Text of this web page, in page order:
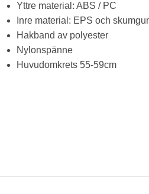
Yttre material: ABS / PC
Inre material: EPS och
Hakband av polyester
Nylonspänne
Huvudomkrets 55-59cm